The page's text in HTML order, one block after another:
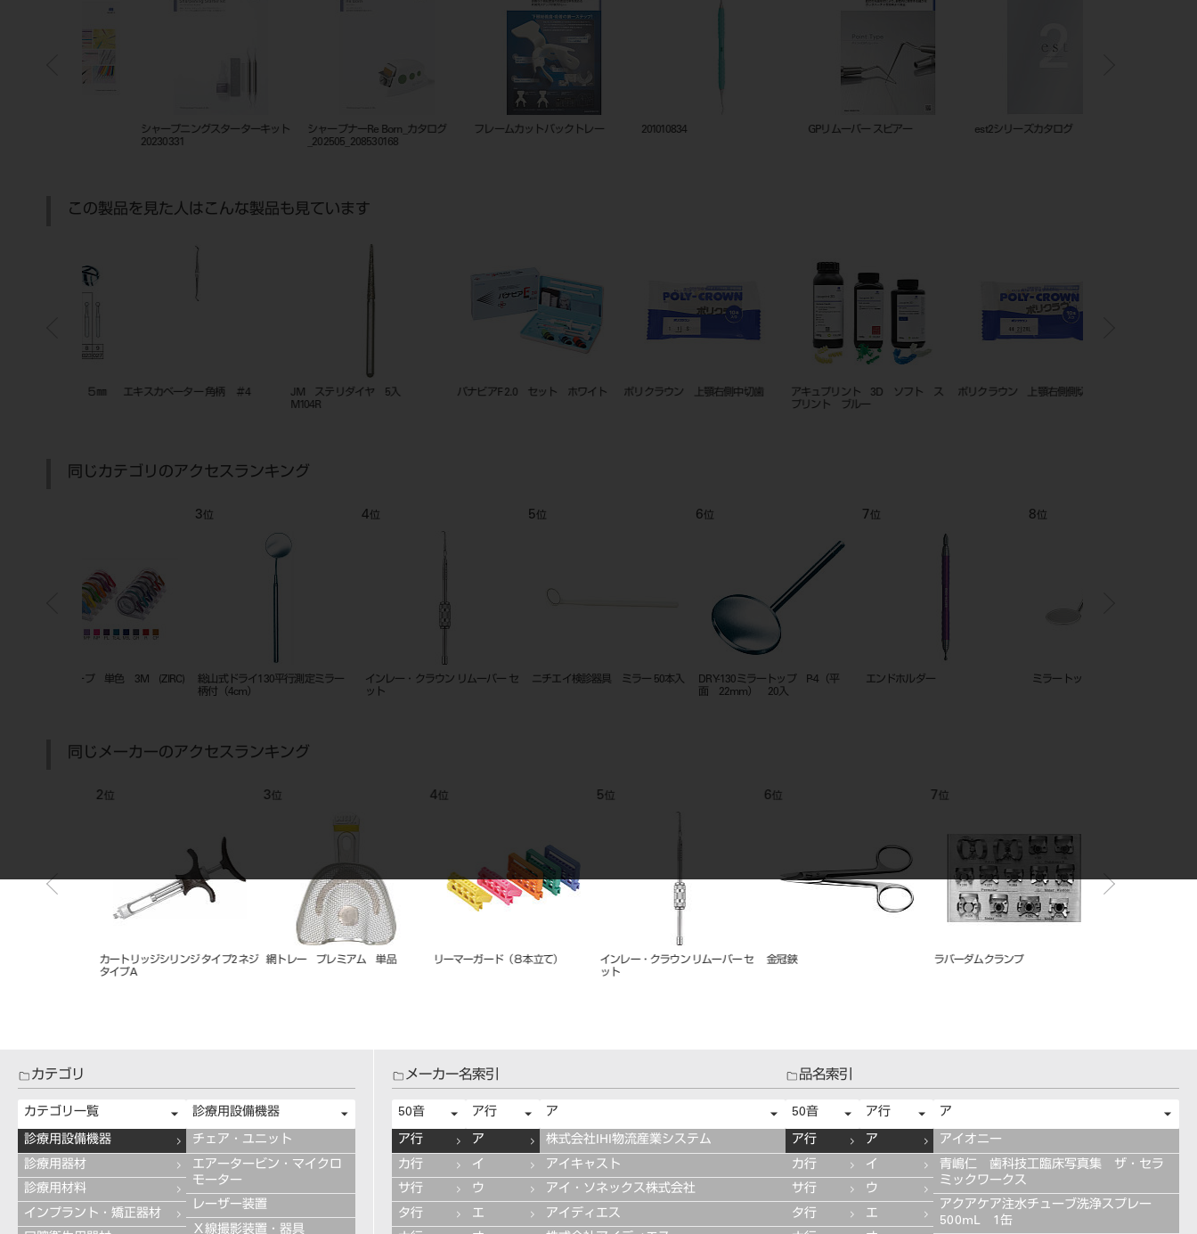
GPリムーバー スピアー est2シリーズカタログ est2早見表
シャープニングスターターキット
シャープナーRe Born_カタログ
この製品を見た人はこんな製品も見ています
アキュプリント 3D ソフト ス
ポリクラウン 上顎右側側切歯
クリアフィル マジェスティ ESフロ
ナイスフィット 希釈材 40mL スケーラー est2 TOIRO #H6/H7
カーバイドバーＨＰ ４４．５㎜
同じカテゴリのアクセスランキング
エンドホルダー ミラートップ クリアー２ ２０入 バースタンド 新型 タイプ2
オートマチック クラウン リムーバ
リムービングドライバー （ＮＥ
Ｗ）
E-Z IDリング 単色25入
同じメーカーのアクセスランキング
位
ラバーダムクランプ
位
ハンディトーチ Ortho
位
粘膜剥離子 七浦式
位
エンド ゲージ
位
リガチャーインスツルメント YS-
位
吸引管 本体 L 60°
カテゴリ
カテゴリ一覧
診療用設備機器
診療用器材
診療用材料
インプラント・矯正器材
診療用設備機器
チェア・ユニット
エアータービン・マイクロ
モーター
レーザー装置
Ｘ線撮影装置・器具
メーカー名索引
50音
ア行
カ行
サ行
タ行
ア行
ア
イ
ウ
エ
ア
株式会社IHI物流産業システム
アイキャスト
アイ・ソネックス株式会社
アイディエス
品名索引
50音
ア行
カ行
サ行
タ行
ア行
ア
イ
ウ
エ
ア
アイオニー
青嶋仁 歯科技工臨床写真集 ザ・セラ
ミックワークス
アクアケア注水チューブ洗浄スプレー
500mL 1缶